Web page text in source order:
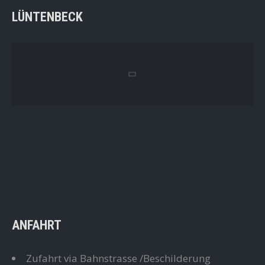
LÜNTENBECK
ANFAHRT
Zufahrt via Bahnstrasse /Beschilderung